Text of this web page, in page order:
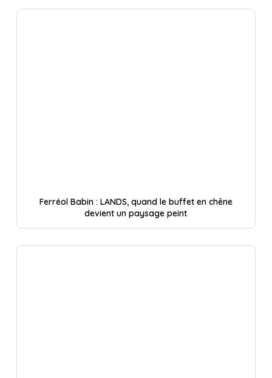
Ferréol Babin : LANDS, quand le buffet en chêne
devient un paysage peint